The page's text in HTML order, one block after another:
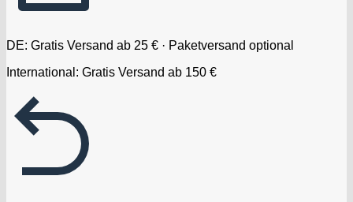
DE: Gratis Versand ab 25 € · Paketversand optional
International: Gratis Versand ab 150 €